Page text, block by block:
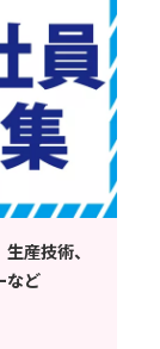
産技術、
など